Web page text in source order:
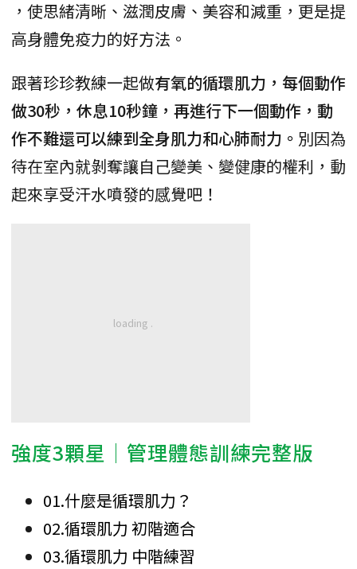
，使思緒清晰、滋潤皮膚、美容和減重，更是提
高身體免疫力的好方法。
跟著珍珍教練一起做有氧的循環肌力，每個動作
做30秒，休息10秒鐘，再進行下一個動作，動
作不難還可以練到全身肌力和心肺耐力。 別因為
待在室內就剝奪讓自己變美、變健康的權利，動
起來享受汗水噴發的感覺吧！
強度3顆星│管理體態訓練完整版
01.什麼是循環肌力？
02.循環肌力 初階適合
03.循環肌力 中階練習